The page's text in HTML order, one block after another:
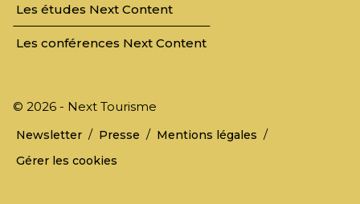
Les études Next Content
Les conférences Next Content
© 2026 - Next Tourisme
Newsletter / Presse / Mentions légales /
Gérer les cookies